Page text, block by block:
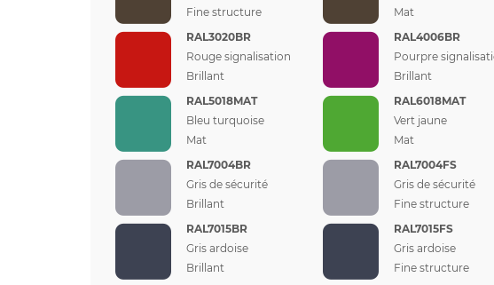
Fine structure
Mat
RAL3020BR
Rouge signalisation
Brillant
RAL4006BR
Pourpre
Brillant
RAL5018MAT
Bleu turquoise
Mat
RAL6018MAT
Vert jaune
Mat
RAL7004BR
Gris de sécurité
Brillant
RAL7004FS
Gris de sécurité
Fine structure
RAL7015BR
Gris ardoise
Brillant
RAL7015FS
Gris ardoise
Fine structure